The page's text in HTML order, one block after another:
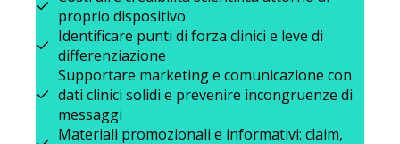
proprio dispositivo
Identificare punti di forza clinici e leve di
differenziazione
Supportare marketing e comunicazione con
dati clinici solidi e prevenire incongruenze di
messaggi
Materiali promozionali e informativi: claim,